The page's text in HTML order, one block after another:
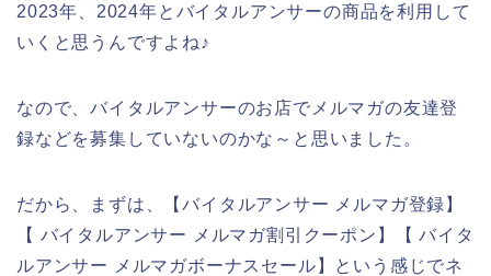
2023年、2024年とバイタルアンサーの商品を利用して
いくと思うんですよね♪
なので、バイタルアンサーのお店でメルマガの友達登
録などを募集していないのかな～と思いました。
だから、まずは、【バイタルアンサー メルマガ登録】
【 バイタルアンサー メルマガ割引クーポン】【 バイタ
ルアンサー メルマガボーナスセール】という感じでネ